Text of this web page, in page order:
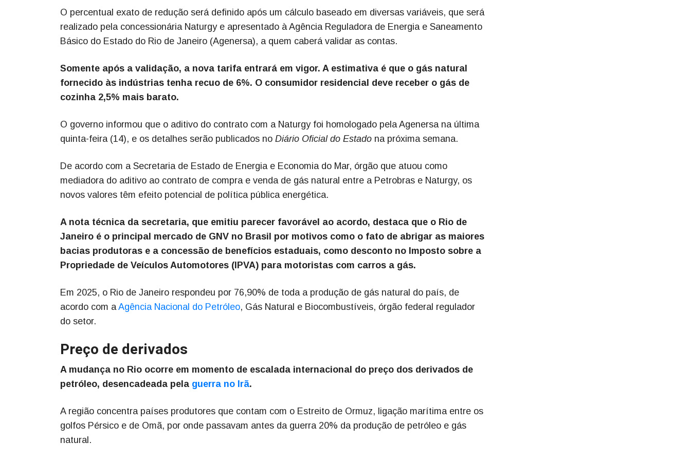
O percentual exato de redução será definido após um cálculo baseado em diversas variáveis, que será
realizado pela concessionária Naturgy e apresentado à Agência Reguladora de Energia e Saneamento
Básico do Estado do Rio de Janeiro (Agenersa), a quem caberá validar as contas.
Somente após a validação, a nova tarifa entrará em vigor. A estimativa é que o gás natural
fornecido às indústrias tenha recuo de 6%. O consumidor residencial deve receber o gás de
cozinha 2,5% mais barato.
O governo informou que o aditivo do contrato com a Naturgy foi homologado pela Agenersa na última
quinta-feira (14), e os detalhes serão publicados no Diário Oficial do Estado na próxima semana.
De acordo com a Secretaria de Estado de Energia e Economia do Mar, órgão que atuou como
mediadora do aditivo ao contrato de compra e venda de gás natural entre a Petrobras e Naturgy, os
novos valores têm efeito potencial de política pública energética.
A nota técnica da secretaria, que emitiu parecer favorável ao acordo, destaca que o Rio de
Janeiro é o principal mercado de GNV no Brasil por motivos como o fato de abrigar as maiores
bacias produtoras e a concessão de benefícios estaduais, como desconto no Imposto sobre a
Propriedade de Veículos Automotores (IPVA) para motoristas com carros a gás.
Em 2025, o Rio de Janeiro respondeu por 76,90% de toda a produção de gás natural do país, de
acordo com a Agência Nacional do Petróleo, Gás Natural e Biocombustíveis, órgão federal regulador
do setor.
Preço de derivados
A mudança no Rio ocorre em momento de escalada internacional do preço dos derivados de
petróleo, desencadeada pela guerra no Irã.
A região concentra países produtores que contam com o Estreito de Ormuz, ligação marítima entre os
golfos Pérsico e de Omã, por onde passavam antes da guerra 20% da produção de petróleo e gás
natural.